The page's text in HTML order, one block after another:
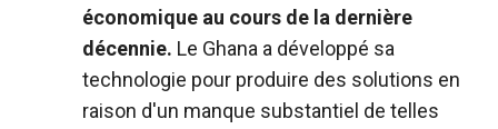
économique au cours de la dernière
décennie. Le Ghana a développé sa
technologie pour produire des solutions en
raison d'un manque substantiel de telles